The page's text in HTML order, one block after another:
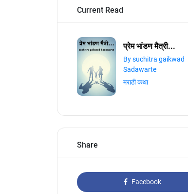
Current Read
प्रेम भांडण मैत्री...
By suchitra gaikwad
Sadawarte
मराठी कथा
Share
Facebook